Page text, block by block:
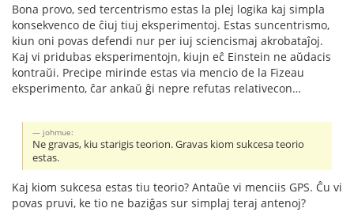
Bona provo, sed tercentrismo estas la plej logika kaj simpla
konsekvenco de ĉiuj tiuj eksperimentoj. Estas suncentrismo,
kiun oni povas defendi nur per iuj sciencismaj akrobataĵoj.
Kaj vi pridubas eksperimentojn, kiujn eĉ Einstein ne aŭdacis
kontraŭi. Precipe mirinde estas via mencio de la Fizeau
eksperimento, ĉar ankaŭ ĝi nepre refutas relativecon…
johmue:
Ne gravas, kiu starigis teorion. Gravas kiom sukcesa teorio
estas.
Kaj kiom sukcesa estas tiu teorio? Antaŭe vi menciis GPS. Ĉu vi
povas pruvi, ke tio ne baziĝas sur simplaj teraj antenoj?